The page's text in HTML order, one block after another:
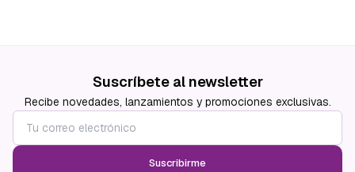
Suscríbete al newsletter
Recibe novedades, lanzamientos y promociones exclusivas.
Suscribirme